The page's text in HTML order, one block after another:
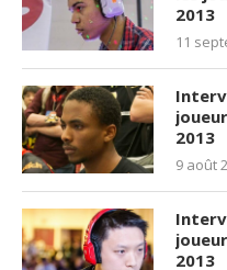
2013
11
2013
9 août
2013